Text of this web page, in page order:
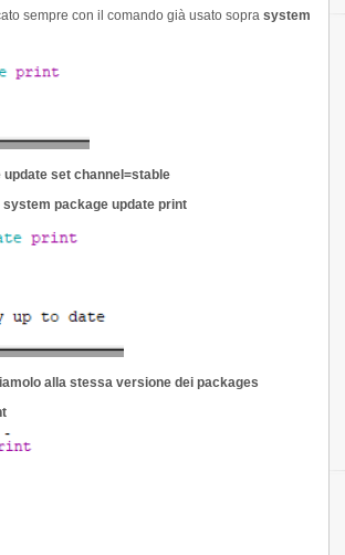
sempre con il comando già usato sopra system
set channel=stable
system package update print
alla stessa versione dei packages